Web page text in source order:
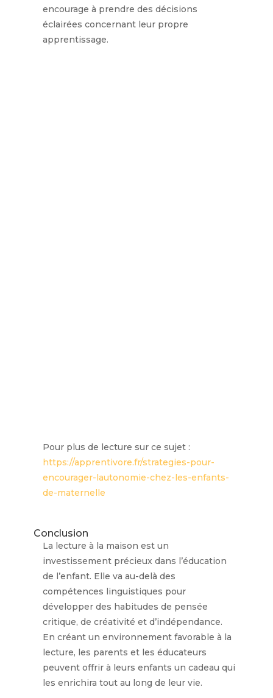
encourage à prendre des décisions
éclairées concernant leur propre
apprentissage.
Pour plus de lecture sur ce sujet :
https://apprentivore.fr/strategies-pour-
encourager-lautonomie-chez-les-enfants-
de-maternelle
Conclusion
La lecture à la maison est un
investissement précieux dans l’éducation
de l’enfant. Elle va au-delà des
compétences linguistiques pour
développer des habitudes de pensée
critique, de créativité et d’indépendance.
En créant un environnement favorable à la
lecture, les parents et les éducateurs
peuvent offrir à leurs enfants un cadeau qui
les enrichira tout au long de leur vie.